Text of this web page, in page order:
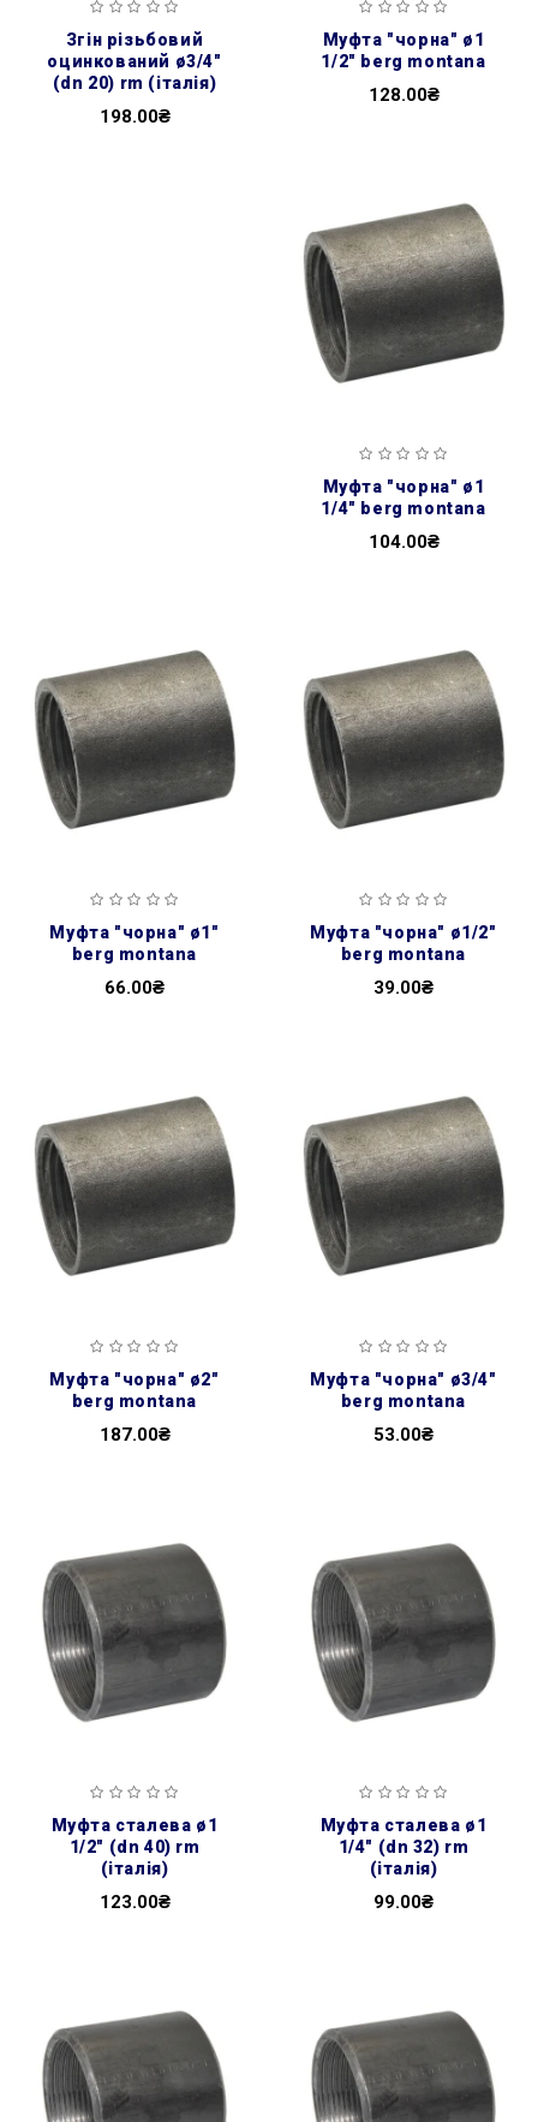
згін різьбовий
оцинкований ø3/4″
(dn 20) rm (італія)
198.00₴
муфта ″чорна″ ø1
1/2″ berg montana
128.00₴
муфта ″чорна″ ø1
1/4″ berg montana
104.00₴
муфта ″чорна″ ø1″
berg montana
66.00₴
муфта ″чорна″ ø1/2″
berg montana
39.00₴
муфта ″чорна″ ø2″
berg montana
187.00₴
муфта ″чорна″ ø3/4″
berg montana
53.00₴
муфта сталева ø1
1/2″ (dn 40) rm
(італія)
123.00₴
муфта сталева ø1
1/4″ (dn 32) rm
(італія)
99.00₴